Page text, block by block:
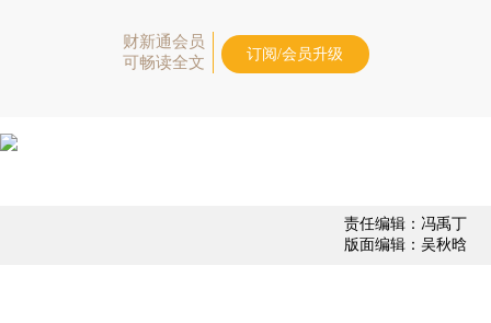
财新通会员
可畅读全文
订阅/会员升级
责任编辑：冯禹丁
版面编辑：吴秋晗